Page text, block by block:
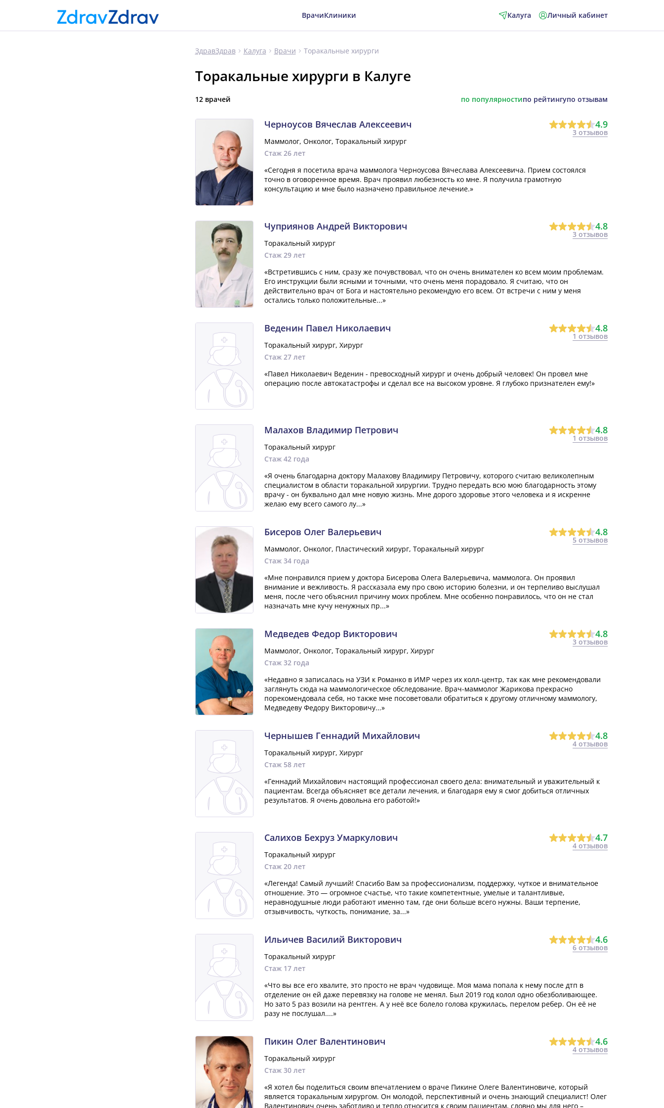
ВрачиКлиники Калуга Личный кабинет
ЗдравЗдрав Калуга Врачи Торакальные хирурги
Торакальные хирурги в Калуге
12 врачей по популярностипо рейтингупо отзывам
Черноусов Вячеслав Алексеевич 4.9
3 отзывов
Маммолог, Онколог, Торакальный хирург
Стаж 26 лет
«Сегодня я посетила врача маммолога Черноусова Вячеслава Алексеевича. Прием состоялся
точно в оговоренное время. Врач проявил любезность ко мне. Я получила грамотную
консультацию и мне было назначено правильное лечение.»
Чуприянов Андрей Викторович 4.8
3 отзывов
Торакальный хирург
Стаж 29 лет
«Встретившись с ним, сразу же почувствовал, что он очень внимателен ко всем моим проблемам.
Его инструкции были ясными и точными, что очень меня порадовало. Я считаю, что он
действительно врач от Бога и настоятельно рекомендую его всем. От встречи с ним у меня
остались только положительные...»
Веденин Павел Николаевич 4.8
1 отзывов
Торакальный хирург, Хирург
Стаж 27 лет
«Павел Николаевич Веденин - превосходный хирург и очень добрый человек! Он провел мне
операцию после автокатастрофы и сделал все на высоком уровне. Я глубоко признателен ему!»
Малахов Владимир Петрович 4.8
1 отзывов
Торакальный хирург
Стаж 42 года
«Я очень благодарна доктору Малахову Владимиру Петровичу, которого считаю великолепным
специалистом в области торакальной хирургии. Трудно передать всю мою благодарность этому
врачу - он буквально дал мне новую жизнь. Мне дорого здоровье этого человека и я искренне
желаю ему всего самого лу...»
Бисеров Олег Валерьевич 4.8
5 отзывов
Маммолог, Онколог, Пластический хирург, Торакальный хирург
Стаж 34 года
«Мне понравился прием у доктора Бисерова Олега Валерьевича, маммолога. Он проявил
внимание и вежливость. Я рассказала ему про свою историю болезни, и он терпеливо выслушал
меня, после чего объяснил причину моих проблем. Мне особенно понравилось, что он не стал
назначать мне кучу ненужных пр...»
Медведев Федор Викторович 4.8
3 отзывов
Маммолог, Онколог, Торакальный хирург, Хирург
Стаж 32 года
«Недавно я записалась на УЗИ к Романко в ИМР через их колл-центр, так как мне рекомендовали
заглянуть сюда на маммологическое обследование. Врач-маммолог Жарикова прекрасно
порекомендовала себя, но также мне посоветовали обратиться к другому отличному маммологу,
Медведеву Федору Викторовичу...»
Чернышев Геннадий Михайлович 4.8
4 отзывов
Торакальный хирург, Хирург
Стаж 58 лет
«Геннадий Михайлович настоящий профессионал своего дела: внимательный и уважительный к
пациентам. Всегда объясняет все детали лечения, и благодаря ему я смог добиться отличных
результатов. Я очень довольна его работой!»
Салихов Бехруз Умаркулович 4.7
4 отзывов
Торакальный хирург
Стаж 20 лет
«Легенда! Самый лучший! Спасибо Вам за профессионализм, поддержку, чуткое и внимательное
отношение. Это — огромное счастье, что такие компетентные, умелые и талантливые,
неравнодушные люди работают именно там, где они больше всего нужны. Ваши терпение,
отзывчивость, чуткость, понимание, за...»
Ильичев Василий Викторович 4.6
6 отзывов
Торакальный хирург
Стаж 17 лет
«Что вы все его хвалите, это просто не врач чудовище. Моя мама попала к нему после дтп в
отделение он ей даже перевязку на голове не менял. Был 2019 год колол одно обезболивающее.
Но зато 5 раз возили на рентген. А у неё все болело голова кружилась, перелом ребер. Он её не
разу не послушал....»
Пикин Олег Валентинович 4.6
4 отзывов
Торакальный хирург
Стаж 30 лет
«Я хотел бы поделиться своим впечатлением о враче Пикине Олеге Валентиновиче, который
является торакальным хирургом. Он молодой, перспективный и очень знающий специалист! Олег
Валентинович очень заботливо и тепло относится к своим пациентам, словно мы для него –